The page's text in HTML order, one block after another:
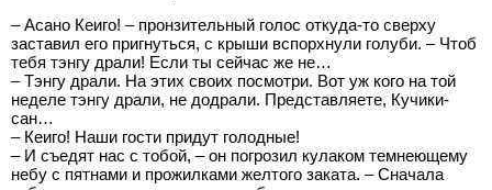
– Асано Кеиго! – пронзительный голос откуда-то сверху
заставил его пригнуться, с крыши вспорхнули голуби. – Чтоб
тебя тэнгу драли! Если ты сейчас же не…
– Тэнгу драли. На этих своих посмотри. Вот уж кого на той
неделе тэнгу драли, не додрали. Представляете, Кучики-
сан…
– Кеиго! Наши гости придут голодные!
– И съедят нас с тобой, – он погрозил кулаком темнеющему
небу с пятнами и прожилками желтого заката. – Сначала